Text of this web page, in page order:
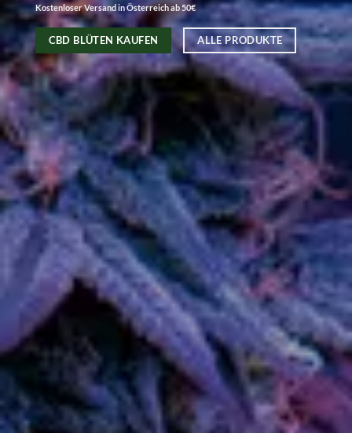
Kostenloser Versand in Österreich ab 50€
CBD BLÜTEN KAUFEN ALLE PRODUKTE